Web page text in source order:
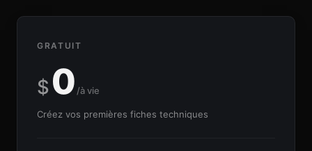
GRATUIT
$0 /à vie
Créez vos premières fiches techniques